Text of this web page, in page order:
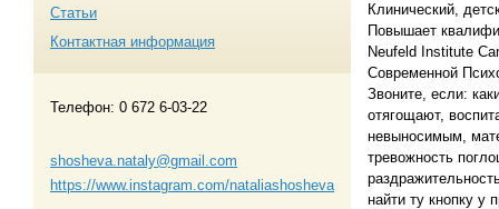
Статьи
Контактная информация
Телефон: 0 672 6-03-22
shosheva.nataly@gmail.com
https://www.instagram.com/nataliashosheva
Клинический,
Повышает
Neufeld Institute
Современной
Звоните, если:
отягощают,
невыносимым,
тревожность
найти ту кнопку у